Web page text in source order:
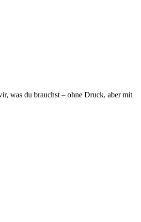
was du brauchst – ohne Druck, aber mit